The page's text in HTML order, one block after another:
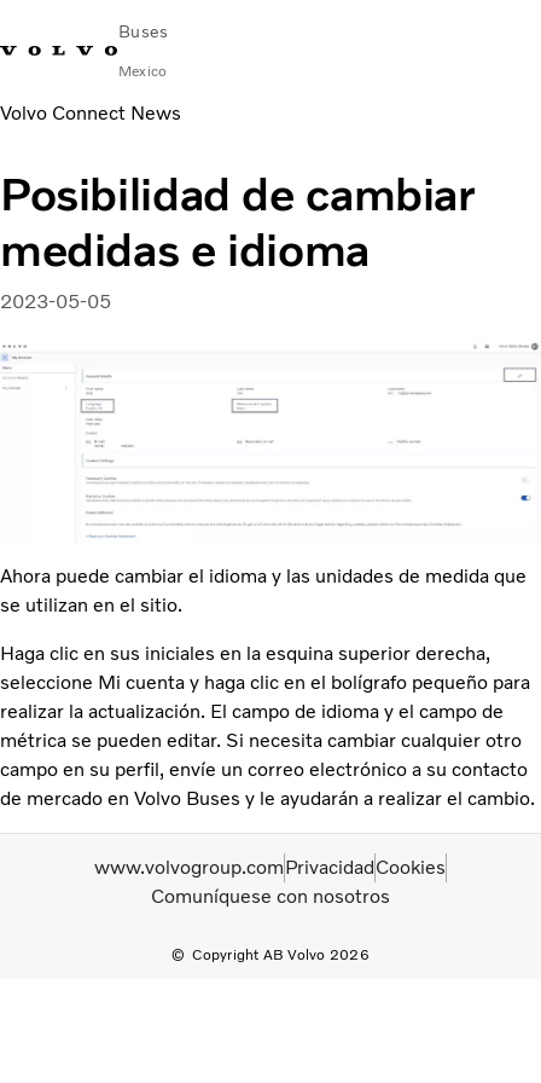
Buses
Mexico
Cambiar paísComuníquese con nosotros
AUTOBUSES URBANOS E INTERURBANOS
AUTOBUSES FORÁNEOS
Servicios
¿Por qué Volvo?
Contacto
Volvo Connect News
Posibilidad de cambiar
medidas e idioma
2023-05-05
Ahora puede cambiar el idioma y las unidades de medida que
se utilizan en el sitio.
Haga clic en sus iniciales en la esquina superior derecha,
seleccione Mi cuenta y haga clic en el bolígrafo pequeño para
realizar la actualización. El campo de idioma y el campo de
métrica se pueden editar. Si necesita cambiar cualquier otro
campo en su perfil, envíe un correo electrónico a su contacto
de mercado en Volvo Buses y le ayudarán a realizar el cambio.
Copyright AB Volvo 2026
www.volvogroup.comPrivacidadCookies
Comuníquese con nosotros